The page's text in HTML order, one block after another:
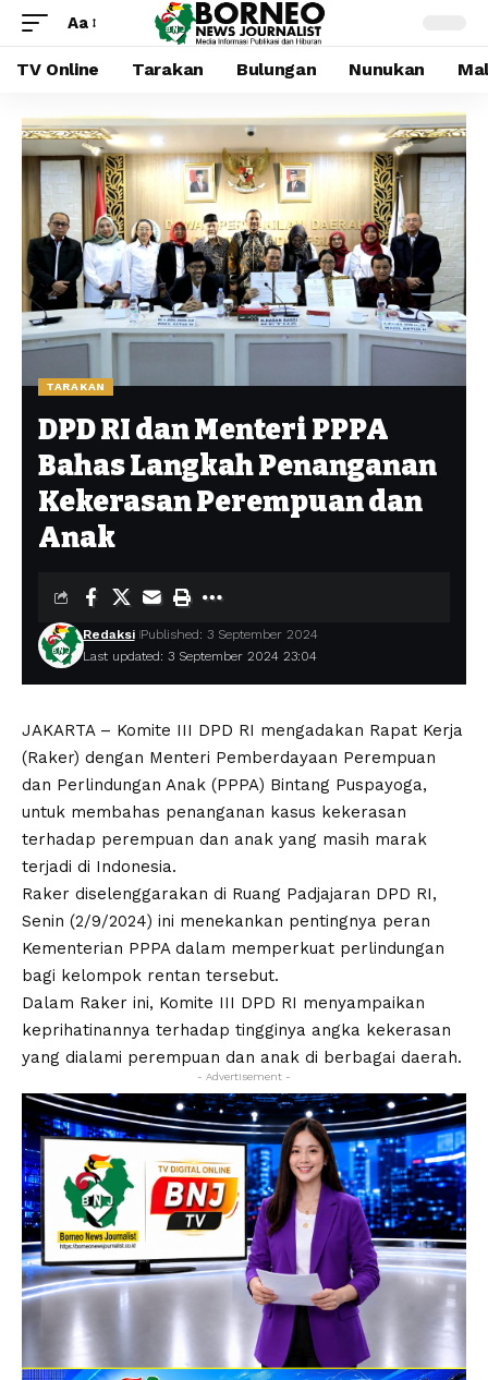
Aa
TV Online Tarakan Bulungan Nunukan
TARAKAN
DPD RI dan Menteri PPPA
Bahas Langkah Penanganan
Kekerasan Perempuan dan
Anak
Last updated: 3 September 2024 23:04
Redaksi Published: 3 September 2024
JAKARTA – Komite III DPD RI mengadakan Rapat Kerja
(Raker) dengan Menteri Pemberdayaan Perempuan
dan Perlindungan Anak (PPPA) Bintang Puspayoga,
untuk membahas penanganan kasus kekerasan
terhadap perempuan dan anak yang masih marak
terjadi di Indonesia.
Raker diselenggarakan di Ruang Padjajaran DPD RI,
Senin (2/9/2024) ini menekankan pentingnya peran
Kementerian PPPA dalam memperkuat perlindungan
bagi kelompok rentan tersebut.
Dalam Raker ini, Komite III DPD RI menyampaikan
keprihatinannya terhadap tingginya angka kekerasan
yang dialami perempuan dan anak di berbagai daerah.
- Advertisement -